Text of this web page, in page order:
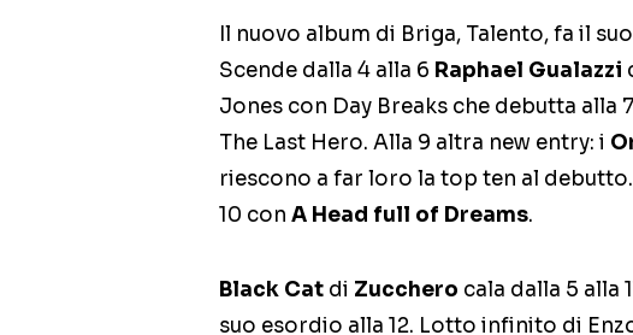
Il nuovo album di Briga, Talento, fa il
Scende dalla 4 alla 6 Raphael Gualazzi
Jones con Day Breaks che debutta
The Last Hero. Alla 9 altra new entry: i
riescono a far loro la top ten al debutto.
10 con A Head full of Dreams.
Black Cat di Zucchero cala dalla 5 alla
suo esordio alla 12. Lotto infinito di